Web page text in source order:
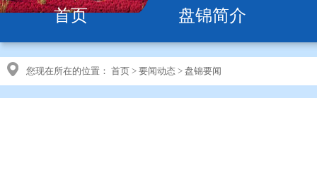
首页 盘锦简介
您现在所在的位置： 首页 > 要闻动态 > 盘锦要闻